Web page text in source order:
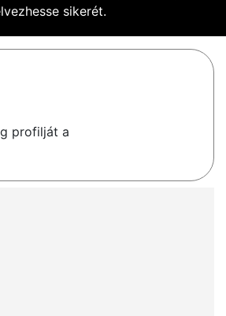
sikerét.
profilját a